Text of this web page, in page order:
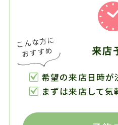
来店
希望の来店日時が
まずは来店して気